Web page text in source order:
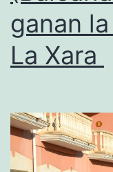
ganan
La Xara